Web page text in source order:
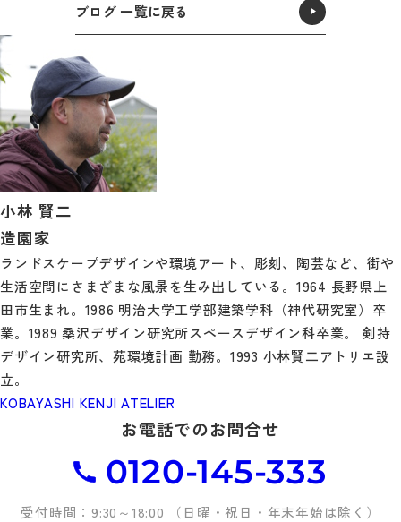
ブログ 一覧に戻る
小林 賢二
造園家
ランドスケープデザインや環境アート、彫刻、陶芸など、街や
生活空間にさまざまな風景を生み出している。1964 長野県上
田市生まれ。1986 明治大学工学部建築学科（神代研究室）卒
業。1989 桑沢デザイン研究所スペースデザイン科卒業。 剣持
デザイン研究所、苑環境計画 勤務。1993 小林賢二アトリエ設
立。
KOBAYASHI KENJI ATELIER
お電話でのお問合せ
0120-145-333
受付時間：9:30～18:00 （日曜・祝日・年末年始は除く）